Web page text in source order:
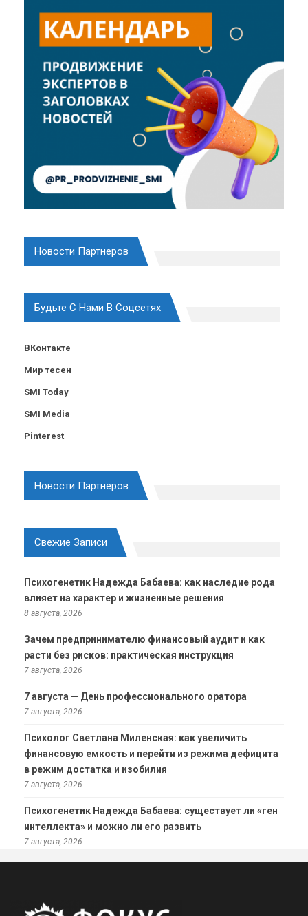
Новости Партнеров
Будьте С Нами В Соцсетях
ВКонтакте
Мир тесен
SMI Today
SMI Media
Pinterest
Новости Партнеров
Свежие Записи
Психогенетик Надежда Бабаева: как наследие рода
влияет на характер и жизненные решения
8 августа, 2026
Зачем предпринимателю финансовый аудит и как
расти без рисков: практическая инструкция
7 августа, 2026
7 августа — День профессионального оратора
7 августа, 2026
Психолог Светлана Миленская: как увеличить
финансовую емкость и перейти из режима дефицита
в режим достатка и изобилия
7 августа, 2026
Психогенетик Надежда Бабаева: существует ли «ген
интеллекта» и можно ли его развить
7 августа, 2026